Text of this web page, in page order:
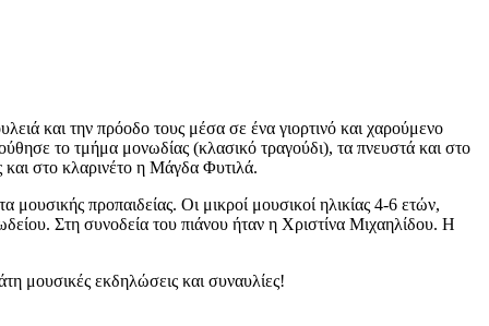
και την πρόοδο τους μέσα σε ένα γιορτινό και χαρούμενο
το τμήμα μονωδίας (κλασικό τραγούδι), τα πνευστά και στο
και στο κλαρινέτο η Μάγδα Φυτιλά.
προπαιδείας. Οι μικροί μουσικοί ηλικίας 4-6 ετών,
Στη συνοδεία του πιάνου ήταν η Χριστίνα Μιχαηλίδου. Η
μουσικές εκδηλώσεις και συναυλίες!